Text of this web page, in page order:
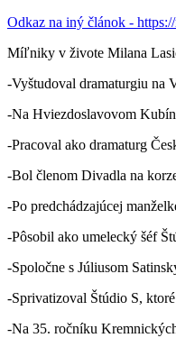
Odkaz na iný článok -
Míľniky v živote Milana
-Vyštudoval dramaturgiu na
-Na Hviezdoslavovom
-Pracoval ako dramaturg
-Bol členom Divadla na
-Po predchádzajúcej
-Pôsobil ako umelecký šéf
-Spoločne s Júliusom
-Sprivatizoval Štúdio S,
-Na 35. ročníku